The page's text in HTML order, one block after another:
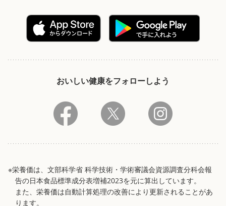
おいしい健康をフォローしよう
※栄養価は、文部科学省 科学技術・学術審議会資源調査分科会報
告の日本食品標準成分表増補2023を元に算出しています。
また、栄養価は自動計算処理の改善により更新されることがあ
ります。